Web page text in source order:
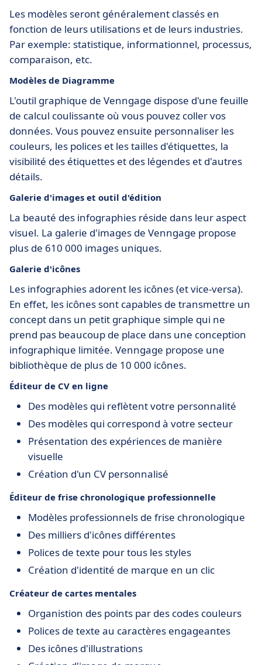
Les modèles seront généralement classés en
fonction de leurs utilisations et de leurs industries.
Par exemple: statistique, informationnel, processus,
comparaison, etc.
Modèles de Diagramme
L'outil graphique de Venngage dispose d'une feuille
de calcul coulissante où vous pouvez coller vos
données. Vous pouvez ensuite personnaliser les
couleurs, les polices et les tailles d'étiquettes, la
visibilité des étiquettes et des légendes et d'autres
détails.
Galerie d'images et outil d'édition
La beauté des infographies réside dans leur aspect
visuel. La galerie d'images de Venngage propose
plus de 610 000 images uniques.
Galerie d'icônes
Les infographies adorent les icônes (et vice-versa).
En effet, les icônes sont capables de transmettre un
concept dans un petit graphique simple qui ne
prend pas beaucoup de place dans une conception
infographique limitée. Venngage propose une
bibliothèque de plus de 10 000 icônes.
Éditeur de CV en ligne
Des modèles qui reflètent votre personnalité
Des modèles qui correspond à votre secteur
Présentation des expériences de manière
visuelle
Création d'un CV personnalisé
Éditeur de frise chronologique professionnelle
Modèles professionnels de frise chronologique
Des milliers d'icônes différentes
Polices de texte pour tous les styles
Création d'identité de marque en un clic
Créateur de cartes mentales
Organistion des points par des codes couleurs
Polices de texte au caractères engageantes
Des icônes d'illustrations